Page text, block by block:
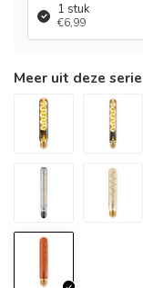
1 stuk
€6,99
Meer uit deze serie